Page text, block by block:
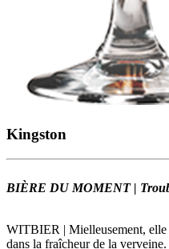
Kingston
BIÈRE DU MOMENT |
WITBIER | Mielleusement, elle
dans la fraîcheur de la